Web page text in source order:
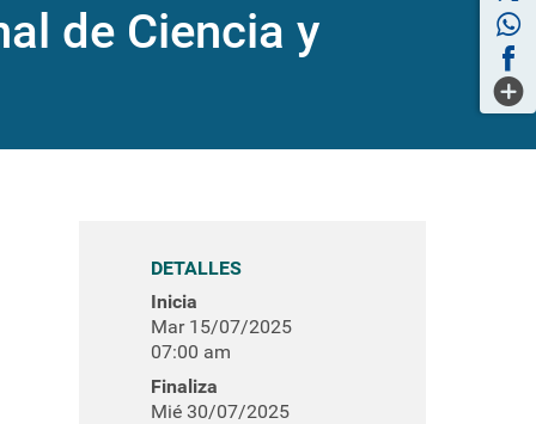
de Ciencia y
DETALLES
Inicia
Mar 15/07/2025
07:00 am
Finaliza
Mié 30/07/2025